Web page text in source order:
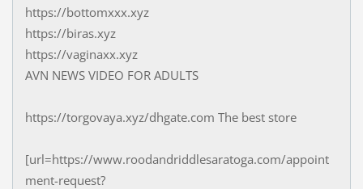
https://bottomxxx.xyz
https://biras.xyz
https://vaginaxx.xyz
AVN NEWS VIDEO FOR ADULTS
https://torgovaya.xyz/dhgate.com The best store
[url=https://www.roodandriddlesaratoga.com/appoint
ment-request?